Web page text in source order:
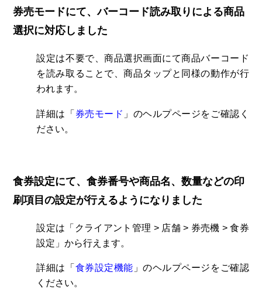
券売モードにて、バーコード読み取りによる商品
選択に対応しました
設定は不要で、商品選択画面にて商品バーコード
を読み取ることで、商品タップと同様の動作が行
われます。
詳細は「券売モード 」 のヘルプページをご確認く
ださい。
食券設定にて、食券番号や商品名、数量などの印
刷項目の設定が行えるようになりました
設定は「クライアント管理 > 店舗 > 券売機 > 食券
設定」から行えます。
詳細は「食券設定機能 」のヘルプページをご確認
ください。